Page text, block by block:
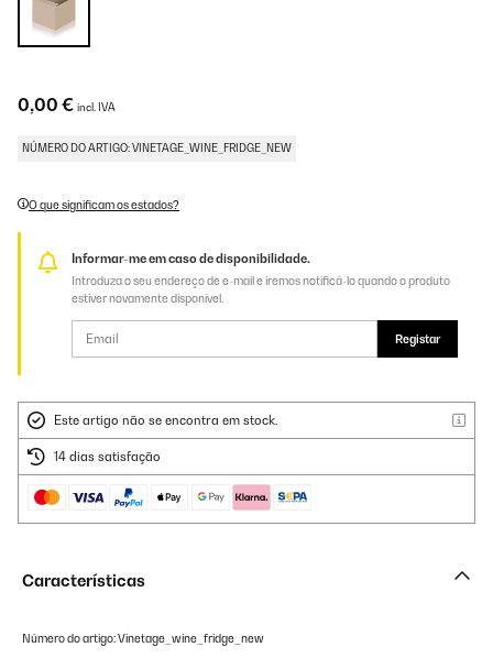
0,00 € incl. IVA
NÚMERO DO ARTIGO: VINETAGE_WINE_FRIDGE_NEW
O que significam os estados?
Informar-me em caso de disponibilidade.
Introduza o seu endereço de e-mail e iremos notificá-lo quando o produto
estiver novamente disponível.
Registar
Este artigo não se encontra em stock.
14 dias satisfação
Características
Número do artigo: Vinetage_wine_fridge_new